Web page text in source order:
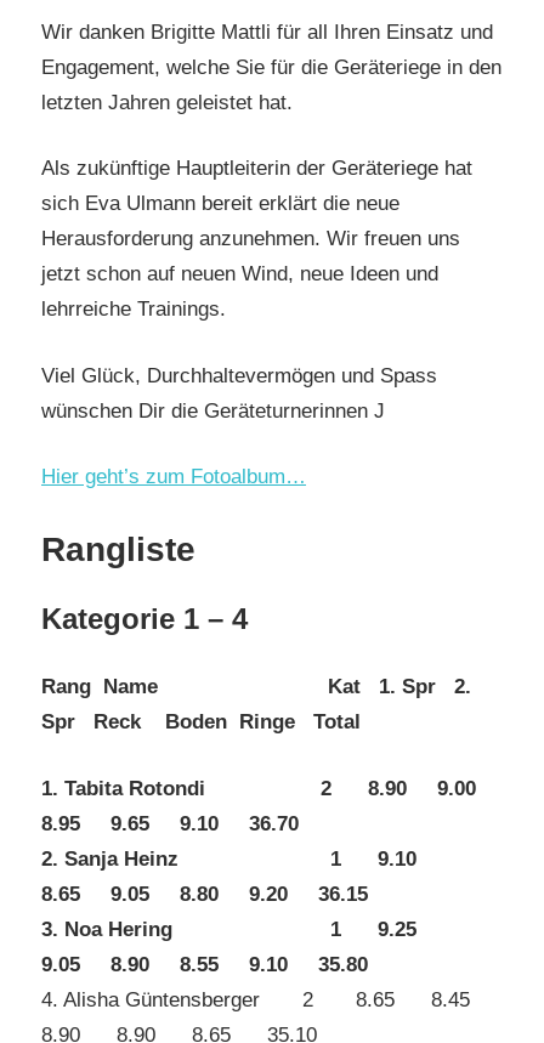
Wir danken Brigitte Mattli für all Ihren Einsatz und
Engagement, welche Sie für die Geräteriege in den
letzten Jahren geleistet hat.
Als zukünftige Hauptleiterin der Geräteriege hat
sich Eva Ulmann bereit erklärt die neue
Herausforderung anzunehmen. Wir freuen uns
jetzt schon auf neuen Wind, neue Ideen und
lehrreiche Trainings.
Viel Glück, Durchhaltevermögen und Spass
wünschen Dir die Geräteturnerinnen J
Hier geht’s zum Fotoalbum…
Rangliste
Kategorie 1 – 4
Rang Name Kat 1. Spr 2.
Spr Reck Boden Ringe Total
1. Tabita Rotondi 2 8.90 9.00
8.95 9.65 9.10 36.70
2. Sanja Heinz 1 9.10
8.65 9.05 8.80 9.20 36.15
3. Noa Hering 1 9.25
9.05 8.90 8.55 9.10 35.80
4. Alisha Güntensberger 2 8.65 8.45
8.90 8.90 8.65 35.10